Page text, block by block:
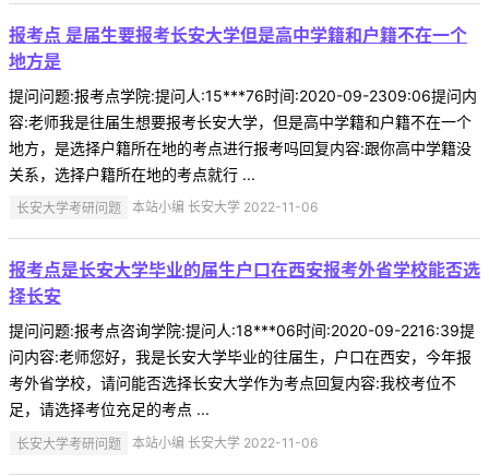
报考点 是届生要报考长安大学但是高中学籍和户籍不在一个
地方是
提问问题:报考点学院:提问人:15***76时间:2020-09-2309:06提问内
容:老师我是往届生想要报考长安大学，但是高中学籍和户籍不在一个
地方，是选择户籍所在地的考点进行报考吗回复内容:跟你高中学籍没
关系，选择户籍所在地的考点就行 ...
长安大学考研问题 本站小编 长安大学 2022-11-06
报考点是长安大学毕业的届生户口在西安报考外省学校能否选
择长安
提问问题:报考点咨询学院:提问人:18***06时间:2020-09-2216:39提
问内容:老师您好，我是长安大学毕业的往届生，户口在西安，今年报
考外省学校，请问能否选择长安大学作为考点回复内容:我校考位不
足，请选择考位充足的考点 ...
长安大学考研问题 本站小编 长安大学 2022-11-06